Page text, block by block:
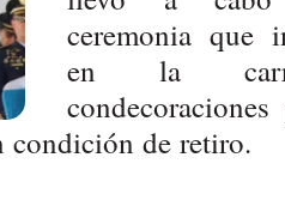
ceremonia que
en la
condición de retiro.